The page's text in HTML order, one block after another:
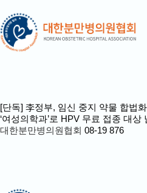
[단독] 李정부, 임신 중지 약물 합법
‘여성의학과’로 HPV 무료 접종 대상
대한분만병의원협회 08-19 876